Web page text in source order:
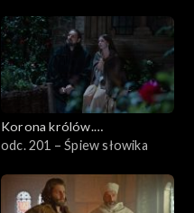
Korona królów.
Jagiellonowie
odc. 201 – Śpiew słowika